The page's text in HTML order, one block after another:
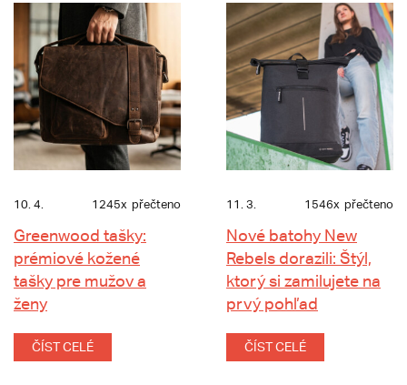
10. 4. 1245x přečteno
Greenwood tašky:
prémiové kožené
tašky pre mužov a
ženy
ČÍST CELÉ
11. 3. 1546x přečteno
Nové batohy New
Rebels dorazili: Štýl,
ktorý si zamilujete na
prvý pohľad
ČÍST CELÉ